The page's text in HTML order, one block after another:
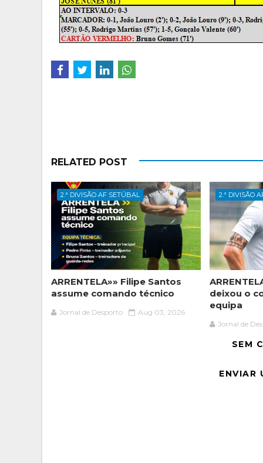
RELATED POST
2.ª DIVISÃO AF SETÚBAL
ARRENTELA»» Filipe Santos
assume comando técnico
Jornal de Desporto Aug 03, 2026
2.ª DIVISÃO
deixou o
equipa
Jornal de
SEM
ENVIAR